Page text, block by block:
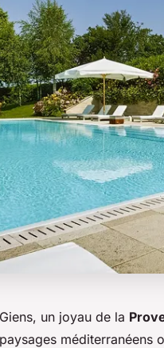
un joyau de la
méditerranéens